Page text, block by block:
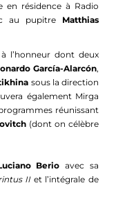
en résidence à Radio
au pupitre Matthias
l’honneur dont deux
García-Alarcón,
sous la direction
également Mirga
réunissant
(dont on célèbre
Berio avec sa
II et l’intégrale de